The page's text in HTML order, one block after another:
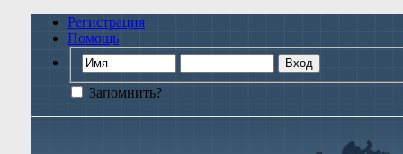
Регистрация
Помощь
Запомнить?